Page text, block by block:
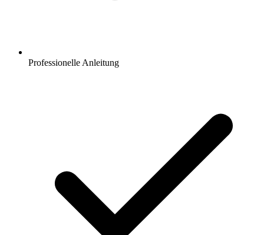
Professionelle Anleitung